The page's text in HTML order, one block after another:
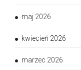
maj 2026
kwiecień 2026
marzec 2026